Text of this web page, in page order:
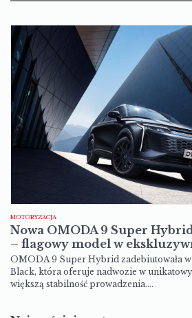
MOTORYZACJA
Nowa OMODA 9 Super
– flagowy model w
OMODA 9 Super Hybrid zadebiutowała
Black, która oferuje nadwozie w
większą stabilność prowadzenia.…